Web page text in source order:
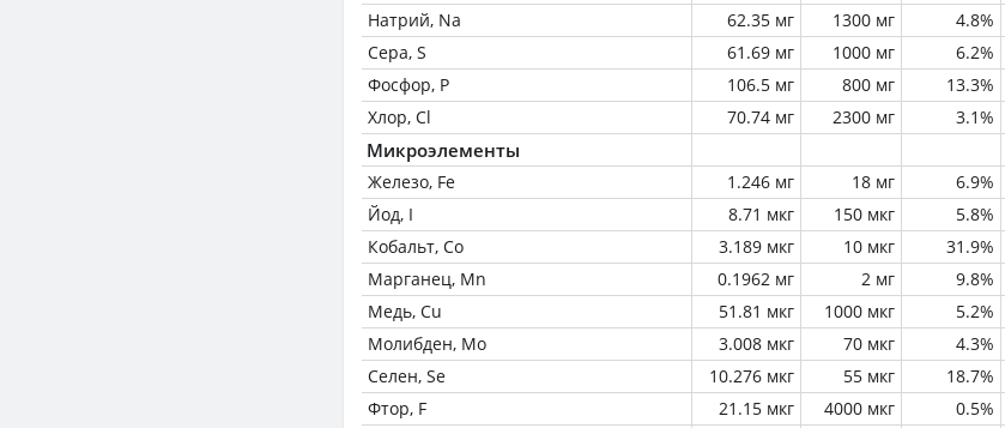
Натрий, Na
62.35 мг 1300 мг 4.8%
Сера, S
61.69 мг 1000 мг 6.2%
Фосфор, P
106.5 мг 800 мг 13.3%
Хлор, Cl
70.74 мг 2300 мг 3.1%
Микроэлементы
Железо, Fe 1.246 мг 18 мг 6.9%
Йод, I
8.71 мкг 150 мкг 5.8%
Кобальт, Co
3.189 мкг 10 мкг 31.9%
Марганец, Mn
0.1962 мг 2 мг 9.8%
Медь, Cu
51.81 мкг 1000 мкг 5.2%
Молибден, Mo
3.008 мкг 70 мкг 4.3%
Селен, Se
10.276 мкг 55 мкг 18.7%
Фтор, F
21.15 мкг 4000 мкг 0.5%